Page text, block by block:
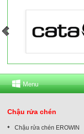
Menu
Chậu rửa chén
Chậu rửa chén EROWIN